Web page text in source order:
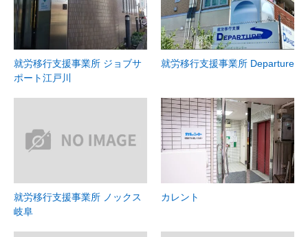
就労移行支援事業所 ジョブサ
ポート江戸川
就労移行支援事業所 Departure
就労移行支援事業所 ノックス
岐阜
カレント